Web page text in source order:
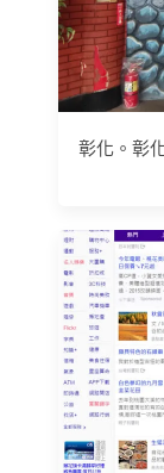
彰化。彰